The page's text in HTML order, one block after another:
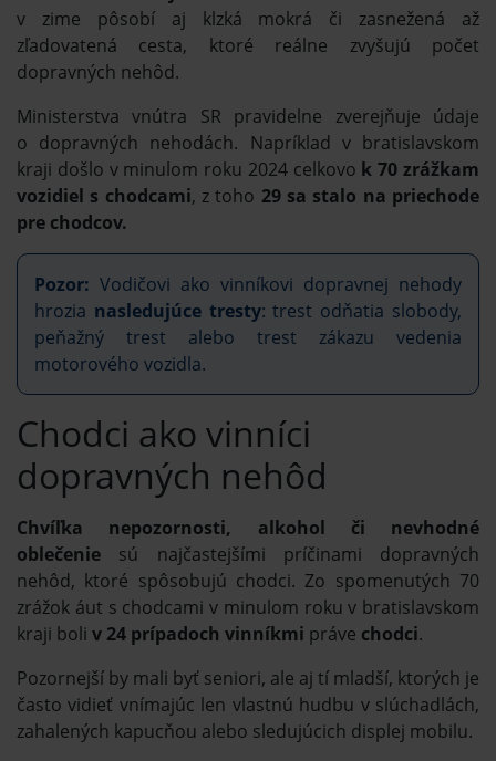
v zime pôsobí aj klzká mokrá či zasnežená až
zľadovatená cesta, ktoré reálne zvyšujú počet
dopravných nehôd.
Ministerstva vnútra SR pravidelne zverejňuje údaje
o dopravných nehodách. Napríklad v bratislavskom
kraji došlo v minulom roku 2024 celkovo k 70 zrážkam
vozidiel s chodcami, z toho 29 sa stalo na priechode
pre chodcov.
Pozor: Vodičovi ako vinníkovi dopravnej nehody
hrozia nasledujúce tresty: trest odňatia slobody,
peňažný trest alebo trest zákazu vedenia
motorového vozidla.
Chodci ako vinníci
dopravných nehôd
Chvíľka nepozornosti, alkohol či nevhodné
oblečenie sú najčastejšími príčinami dopravných
nehôd, ktoré spôsobujú chodci. Zo spomenutých 70
zrážok áut s chodcami v minulom roku v bratislavskom
kraji boli v 24 prípadoch vinníkmi práve chodci.
Pozornejší by mali byť seniori, ale aj tí mladší, ktorých je
často vidieť vnímajúc len vlastnú hudbu v slúchadlách,
zahalených kapucňou alebo sledujúcich displej mobilu.